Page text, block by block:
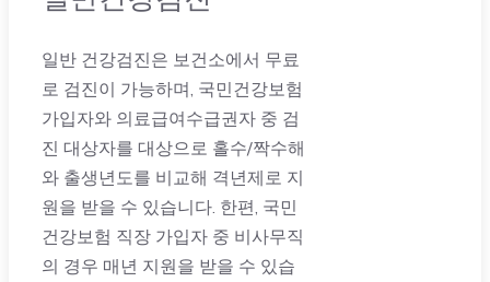
일반 건강검진은 보건소에서 무료
로 검진이 가능하며, 국민건강보험
가입자와 의료급여수급권자 중 검
진 대상자를 대상으로 홀수/짝수해
와 출생년도를 비교해 격년제로 지
원을 받을 수 있습니다. 한편, 국민
건강보험 직장 가입자 중 비사무직
의 경우 매년 지원을 받을 수 있습